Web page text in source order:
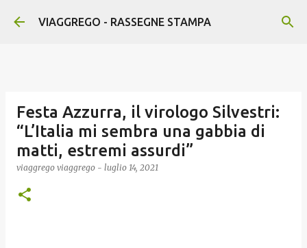
Passa ai contenuti principali
VIAGGREGO - RASSEGNE STAMPA
Festa Azzurra, il virologo Silvestri:
“L’Italia mi sembra una gabbia di
matti, estremi assurdi”
viaggrego viaggrego - luglio 14, 2021